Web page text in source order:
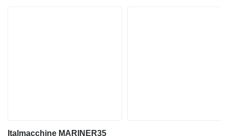
Italmacchine MARINER35